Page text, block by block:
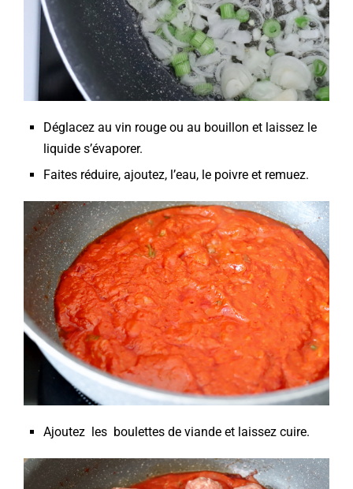
Déglacez au vin rouge ou au bouillon et laissez le
liquide s’évaporer.
Faites réduire, ajoutez, l’eau, le poivre et remuez.
Ajoutez les boulettes de viande et laissez cuire.